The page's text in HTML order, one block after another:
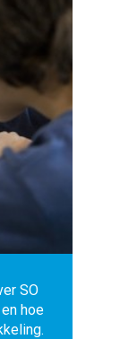
SO
hoe